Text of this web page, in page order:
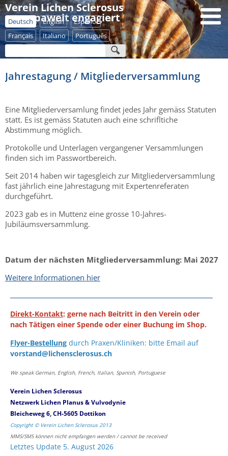
Verein Lichen Sclerosus
- europaweit engagiert
Deutsch English
Español
Français
Italiano Português
Jahrestagung / Mitgliederversammlung
Eine Mitgliederversamlung findet jedes Jahr gemäss Statuten
statt. Es ist gemäss Statuten auch eine schrifltiche
Abstimmung möglich.
Protokolle und Unterlagen vergangener Versammlungen
finden sich im Passwortbereich.
Seit 2014 haben wir tagesgleich zur Mitgliederversammlung
fast jährlich eine Jahrestagung mit Expertenreferaten
durchgeführt.
2023 gab es in Muttenz eine grosse 10-Jahres-
Jubiläumsversammlung.
Datum der nächsten Mitgliederversammlung: Mai 2027
Weitere Informationen hier
Direkt-Kontakt: gerne nach Beitritt in den Verein oder
nach Tätigen einer Spende oder einer Buchung im Shop.
Flyer-Bestellung durch Praxen/Kliniken: bitte Email auf
vorstand@lichensclerosus.ch
We speak German, English, French, Italian, Spanish, Portuguese
Verein Lichen Sclerosus
Netzwerk Lichen Planus & Vulvodynie
Bleicheweg 6, CH-5605 Dottikon
Copyright © Verein Lichen Sclerosus 2013
MMS/SMS können nicht empfangen werden / cannot be received
Letztes Update 5. August 2026